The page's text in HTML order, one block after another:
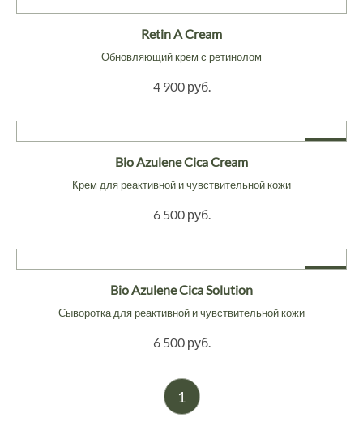
Retin A Cream
Обновляющий крем с ретинолом
4 900 руб.
Bio Azulene Cica Cream
Крем для реактивной и чувствительной кожи
6 500 руб.
Bio Azulene Cica Solution
Сыворотка для реактивной и чувствительной кожи
6 500 руб.
1